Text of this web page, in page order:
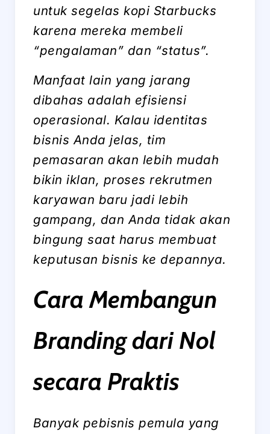
untuk segelas kopi Starbucks
karena mereka membeli
“pengalaman” dan “status”.
Manfaat lain yang jarang
dibahas adalah efisiensi
operasional. Kalau identitas
bisnis Anda jelas, tim
pemasaran akan lebih mudah
bikin iklan, proses rekrutmen
karyawan baru jadi lebih
gampang, dan Anda tidak akan
bingung saat harus membuat
keputusan bisnis ke depannya.
Cara Membangun
Branding dari Nol
secara Praktis
Banyak pebisnis pemula yang